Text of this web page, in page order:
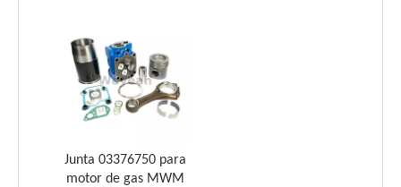
Junta 03376750 para
motor de gas MWM